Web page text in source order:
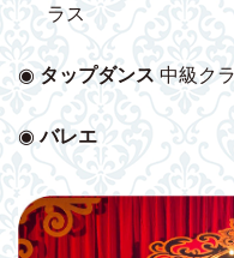
ラス
◉タップダンス 中級ク
◉バレエ